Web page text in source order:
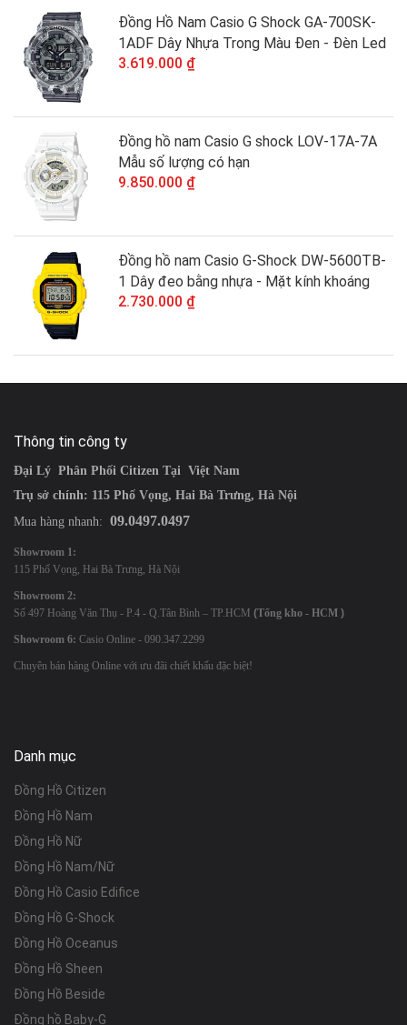
Đồng Hồ Nam Casio G Shock GA-700SK-
1ADF Dây Nhựa Trong Màu Đen - Đèn Led
Chiếu Sáng
3.619.000 ₫
Đồng hồ nam Casio G shock LOV-17A-7A
Mẫu số lượng có hạn
9.850.000 ₫
Đồng hồ nam Casio G-Shock DW-5600TB-
1 Dây đeo bằng nhựa - Mặt kính khoáng
2.730.000 ₫
Thông tin công ty
Đại Lý Phân Phối Citizen Tại Việt Nam
Trụ sở chính: 115 Phố Vọng, Hai Bà Trưng, Hà Nội
Mua hàng nhanh: 09.0497.0497
Showroom 1:
115 Phố Vọng, Hai Bà Trưng, Hà Nội
Showroom 2:
Số 497 Hoàng Văn Thụ - P.4 - Q.Tân Bình – TP.HCM (Tổng kho - HCM )
Showroom 6: Casio Online - 090.347.2299
Chuyên bán hàng Online với ưu đãi chiết khấu đặc biệt!
Danh mục
Đồng Hồ Citizen
Đồng Hồ Nam
Đồng Hồ Nữ
Đồng Hồ Nam/Nữ
Đồng Hồ Casio Edifice
Đồng Hồ G-Shock
Đồng Hồ Oceanus
Đồng Hồ Sheen
Đồng Hồ Beside
Đồng hồ Baby-G